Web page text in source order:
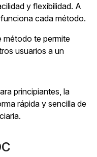
y flexibilidad. A
cada método.
método te permite
usuarios a un
principiantes, la
rápida y sencilla de